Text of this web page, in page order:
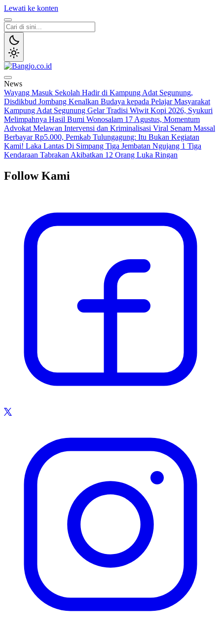
Lewati ke konten
Bangjo.co.id
Berani, Tegas, Terpercaya
News
Wayang Masuk Sekolah Hadir di Kampung Adat Segunung,
Disdikbud Jombang Kenalkan Budaya kepada PelajarMasyarakat
Kampung Adat Segunung Gelar Tradisi Wiwit Kopi 2026, Syukuri
Melimpahnya Hasil Bumi Wonosalam 17 Agustus, Momentum
Advokat Melawan Intervensi dan Kriminalisasi Viral Senam Massal
Berbayar Rp5.000, Pemkab Tulungagung: Itu Bukan Kegiatan
Kami! Laka Lantas Di Simpang Tiga Jembatan Ngujang 1 Tiga
Kendaraan Tabrakan Akibatkan 12 Orang Luka Ringan
Follow Kami